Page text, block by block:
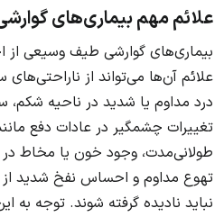
علائم مهم بیماری‌های
بیماری‌های گوارشی طیف وسیعی از
علائم آن‌ها می‌تواند از
درد مداوم یا شدید در ناحیه
تغییرات چشمگیر در عادات دفع
طولانی‌مدت، وجود خون یا مخاط
تهوع مداوم و احساس نفخ شدید
نباید نادیده گرفته شوند. توجه به